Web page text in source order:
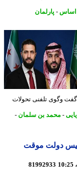
-پارلمان
تلفنی تحولات
-محمد بن سلمان-
دولت موقت
81992933